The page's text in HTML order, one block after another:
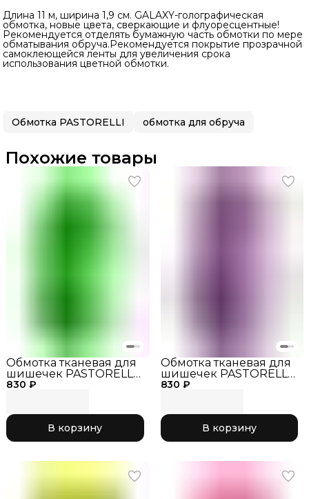
Длина 11 м, ширина 1,9 см. GALAXY-голографическая
обмотка, новые цвета, сверкающие и флуоресцентные!
Рекомендуется отделять бумажную часть обмотки по мере
обматывания обруча.Рекомендуется покрытие прозрачной
самоклеющейся ленты для увеличения срока
использования цветной обмотки.
Обмотка PASTORELLI обмотка для обруча
Похожие товары
830 ₽
Обмотка тканевая для
шишечек PASTORELLI
зеленый
В корзину
830 ₽
Обмотка тканевая для
шишечек PASTORELLI
фиолетовый
В корзину